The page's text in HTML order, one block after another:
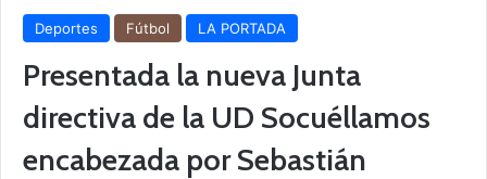
Deportes Fútbol LA PORTADA
Presentada la nueva Junta
directiva de la UD Socuéllamos
encabezada por Sebastián